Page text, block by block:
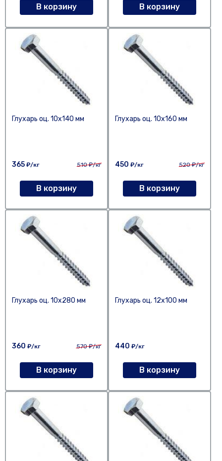
В корзину В корзину
Глухарь оц. 10х140 мм
365 ₽/кг 510₽/кг
В корзину
Глухарь оц. 10х160 мм
450 ₽/кг 520₽/кг
В корзину
Глухарь оц. 10х280 мм
360 ₽/кг 570₽/кг
В корзину
Глухарь оц. 12х100 мм
440 ₽/кг
В корзину